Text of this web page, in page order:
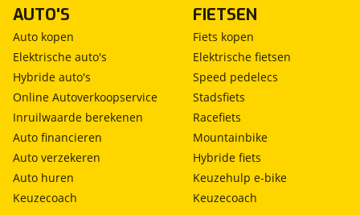
AUTO'S
Auto kopen
Elektrische auto's
Hybride auto's
Online Autoverkoopservice
Inruilwaarde berekenen
Auto financieren
Auto verzekeren
Auto huren
Keuzecoach
FIETSEN
Fiets kopen
Elektrische fietsen
Speed pedelecs
Stadsfiets
Racefiets
Mountainbike
Hybride fiets
Keuzehulp e-bike
Keuzecoach